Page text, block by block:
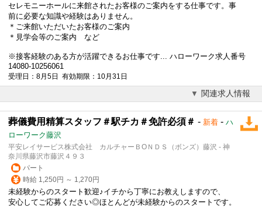
セレモニーホールに来館されたお客様のご案内をする仕事です。事
前に必要な知識や経験はありません。
＊ご来館いただいたお客様のご案内
＊見学会等のご案内 など
※接客経験のある方が活躍できるお仕事です... ハローワーク求人番号
14080-10256061
受理日：8月5日 有効期限：10月31日
関連求人情報
葬儀費用精算スタッフ＃駅チカ＃免許必須＃ - 新着 - ハ
ローワーク藤沢
平安レイサービス株式会社 カルチャーＢОＮＤＳ（ボンズ）藤沢 - 神
奈川県藤沢市藤沢４９３
パート
時給 1,250円 ～ 1,270円
未経験からのスタート歓迎♪イチから丁寧にお教えしますので、
安心してご応募ください◎ほとんどが未経験からのスタートです。